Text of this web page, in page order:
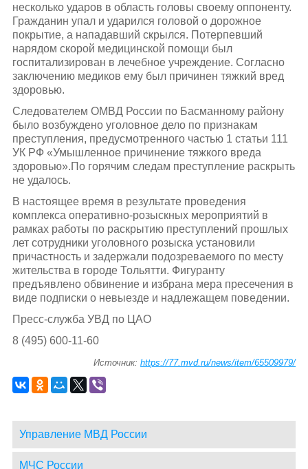
несколько ударов в область головы своему оппоненту.
Гражданин упал и ударился головой о дорожное
покрытие, а нападавший скрылся. Потерпевший
нарядом скорой медицинской помощи был
госпитализирован в лечебное учреждение. Согласно
заключению медиков ему был причинен тяжкий вред
здоровью.
Следователем ОМВД России по Басманному району
было возбуждено уголовное дело по признакам
преступления, предусмотренного частью 1 статьи 111
УК РФ «Умышленное причинение тяжкого вреда
здоровью».По горячим следам преступление раскрыть
не удалось.
В настоящее время в результате проведения
комплекса оперативно-розыскных мероприятий в
рамках работы по раскрытию преступлений прошлых
лет сотрудники уголовного розыска установили
причастность и задержали подозреваемого по месту
жительства в городе Тольятти. Фигуранту
предъявлено обвинение и избрана мера пресечения в
виде подписки о невыезде и надлежащем поведении.
Пресс-служба УВД по ЦАО
8 (495) 600-11-60
Источник:https://77.mvd.ru/news/item/65509979/
Управление МВД России
МЧС России